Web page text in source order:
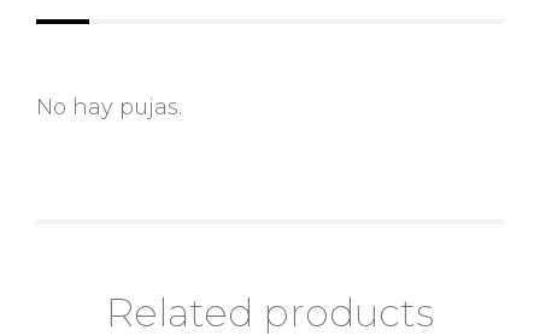
No hay pujas.
Related products